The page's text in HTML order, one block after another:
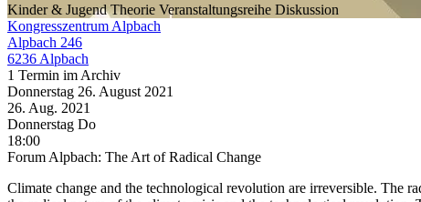
Kinder & JugendTheorie Veranstaltungsreihe Diskussion
Kongresszentrum Alpbach
Alpbach 246
6236 Alpbach
1 Termin im Archiv
Donnerstag 26. August 2021
26. Aug. 2021
Donnerstag Do
18:00
Forum Alpbach: The Art of Radical Change
Climate change and the technological revolution are irreversible. The